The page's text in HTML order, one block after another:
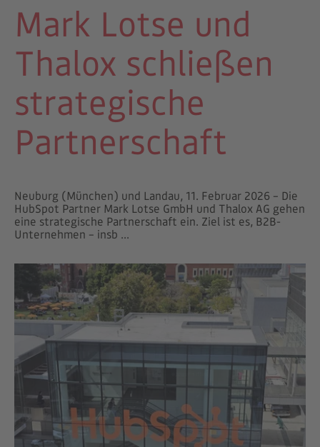
Mark Lotse und
Thalox schließen
strategische
Partnerschaft
Neuburg (München) und Landau, 11. Februar 2026 – Die
HubSpot Partner Mark Lotse GmbH und Thalox AG gehen
eine strategische Partnerschaft ein. Ziel ist es, B2B-
Unternehmen – insb ...